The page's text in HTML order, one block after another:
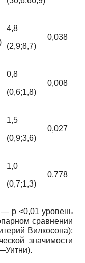
4,8
(2,9;8,7)
0,038
0,8
(0,6;1,8)
0,008
1,5
(0,9;3,6)
0,027
1,0
(0,7;1,3)
0,778
p <0,01 уровень
сравнении
Вилкосона);
значимости